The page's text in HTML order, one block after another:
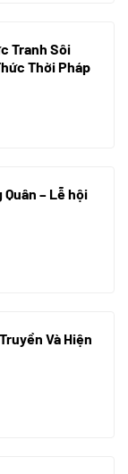
Tranh Sôi
Thời Pháp
– Lễ hội
Và Hiện